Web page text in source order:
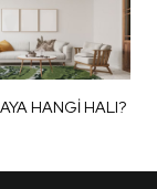
HANGİ HALI?